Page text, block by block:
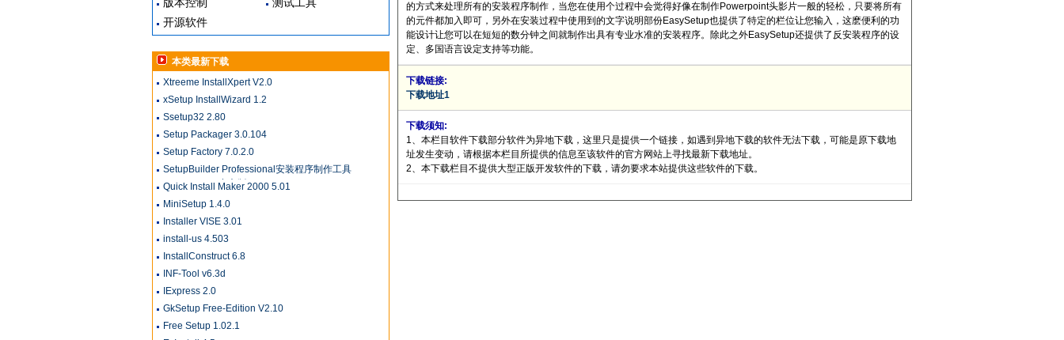
开源软件
本类最新下载
Xtreeme InstallXpert V2.0
xSetup InstallWizard 1.2
Ssetup32 2.80
Setup Packager 3.0.104
Setup Factory 7.0.2.0
SetupBuilder Professional安装程序制作工具
1.50sc(SP6) 中文版
Quick Install Maker 2000 5.01
MiniSetup 1.4.0
Installer VISE 3.01
install-us 4.503
InstallConstruct 6.8
INF-Tool v6.3d
IExpress 2.0
GkSetup Free-Edition V2.10
Free Setup 1.02.1
的方式来处理所有的安装程序制作，当您在使用个过程中会觉得好像在制作Powerpoint头影片一般的轻松，只要将所有
的元件都加入即可，另外在安装过程中使用到的文字说明部份EasySetup也提供了特定的栏位让您输入，这麽便利的功
能设计让您可以在短短的数分钟之间就制作出具有专业水准的安装程序。除此之外EasySetup还提供了反安装程序的设
定、多国语言设定支持等功能。
下载链接:
下载地址1
下载须知:
1、本栏目软件下载部分软件为异地下载，这里只是提供一个链接，如遇到异地下载的软件无法下载，可能是原下载地
址发生变动，请根据本栏目所提供的信息至该软件的官方网站上寻找最新下载地址。
2、本下载栏目不提供大型正版开发软件的下载，请勿要求本站提供这些软件的下载。